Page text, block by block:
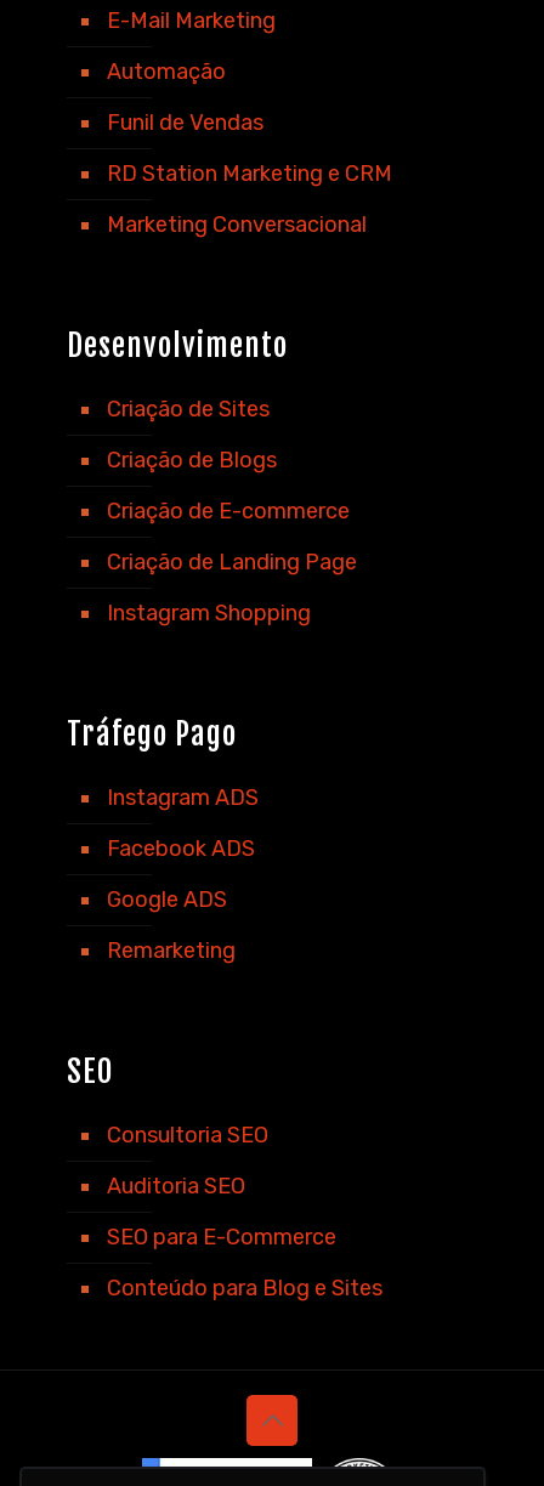
E-Mail Marketing
Automação
Funil de Vendas
RD Station Marketing e CRM
Marketing Conversacional
Desenvolvimento
Criação de Sites
Criação de Blogs
Criação de E-commerce
Criação de Landing Page
Instagram Shopping
Tráfego Pago
Instagram ADS
Facebook ADS
Google ADS
Remarketing
SEO
Consultoria SEO
Auditoria SEO
SEO para E-Commerce
Conteúdo para Blog e Sites